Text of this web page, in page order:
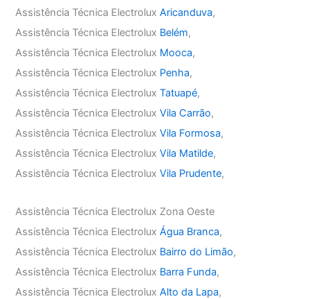
Assistência Técnica ElectroluxAricanduva,
Assistência Técnica Electrolux Belém,
Assistência Técnica Electrolux Mooca,
Assistência Técnica Electrolux Penha,
Assistência Técnica ElectroluxTatuapé,
Assistência Técnica ElectroluxVila Carrão,
Assistência Técnica ElectroluxVila Formosa,
Assistência Técnica ElectroluxVila Matilde,
Assistência Técnica ElectroluxVila Prudente,
Assistência Técnica Electrolux Zona Oeste
Assistência Técnica ElectroluxÁgua Branca,
Assistência Técnica Electrolux Bairro do Limão,
Assistência Técnica Electrolux Barra Funda,
Assistência Técnica ElectroluxAlto da Lapa,